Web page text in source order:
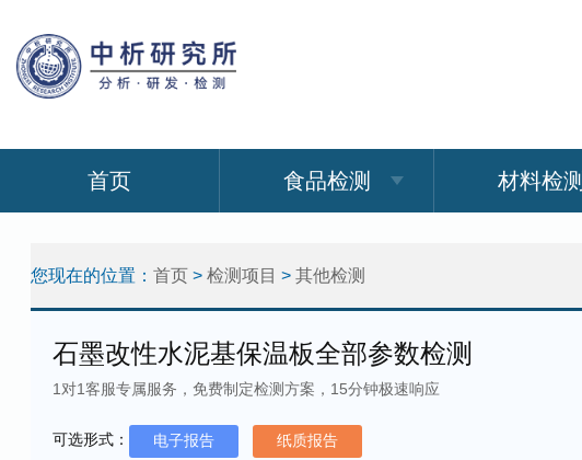
首页 食品检测 材料检测
您现在的位置： 首页 > 检测项目 > 其他检测
石墨改性水泥基保温板全部参数检测
1对1客服专属服务，免费制定检测方案，15分钟极速响应
可选形式： 电子报告 纸质报告